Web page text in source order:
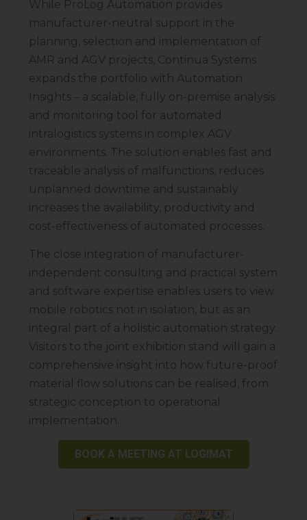
While ProLog Automation provides
manufacturer-neutral support in the
planning, selection and implementation of
AMR and AGV projects, Continua Systems
expands the portfolio with Automation
Insights – a scalable, fully on-premise analysis
and monitoring tool for automated
intralogistics systems in complex AGV
environments. The solution enables fast and
traceable analysis of malfunctions, reduces
unplanned downtime and sustainably
increases the availability, productivity and
cost-effectiveness of automated processes.
The close integration of manufacturer-
independent consulting and practical system
and software expertise enables users to view
mobile robotics not in isolation, but as an
integral part of a holistic automation strategy.
Visitors to the joint exhibition stand will gain a
comprehensive insight into how future-proof
material flow solutions can be realised, from
strategic conception to operational
implementation.
BOOK A MEETING AT LOGIMAT